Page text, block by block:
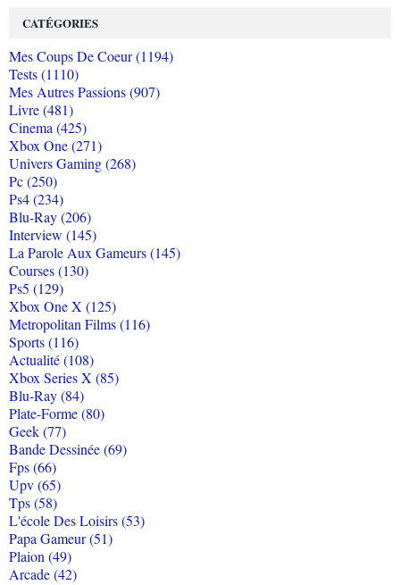
CATÉGORIES
Mes Coups De Coeur (1194)
Tests (1110)
Mes Autres Passions (907)
Livre (481)
Cinema (425)
Xbox One (271)
Univers Gaming (268)
Pc (250)
Ps4 (234)
Blu-Ray (206)
Interview (145)
La Parole Aux Gameurs (145)
Courses (130)
Ps5 (129)
Xbox One X (125)
Metropolitan Films (116)
Sports (116)
Actualité (108)
Xbox Series X (85)
Blu-Ray (84)
Plate-Forme (80)
Geek (77)
Bande Dessinée (69)
Fps (66)
Upv (65)
Tps (58)
L'école Des Loisirs (53)
Papa Gameur (51)
Plaion (49)
Arcade (42)